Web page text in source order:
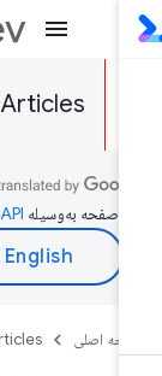
Articles
صفحه به‌وسیله
اصلی Articles